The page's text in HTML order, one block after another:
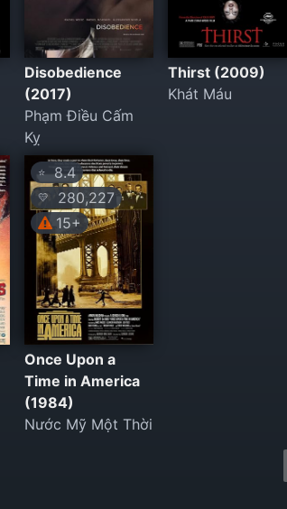
Disobedience
(2017)
Phạm Điều Cấm
Kỵ
Thirst (2009)
Khát Máu
⭐8.4
💛
280,227
15+
Once Upon a
Time in America
(1984)
Nước Mỹ Một Thời